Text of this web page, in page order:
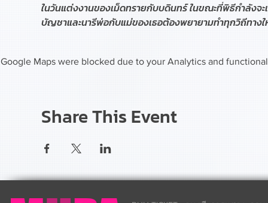
ในวันแต่งงานของเม็ดทรายกับบดินทร์ ในขณะที่พิธีกำลังจะ
บัญชาและนารีพ่อกับแม่ของเธอต้องพยายามทำทุกวิถีทางใ
Google Maps were blocked due to your Analytics and
Share This Event